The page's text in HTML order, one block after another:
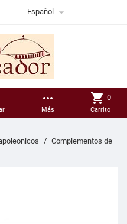
Español 
more_horiz
Más
shopping_cart 0
Carrito
Complementos de